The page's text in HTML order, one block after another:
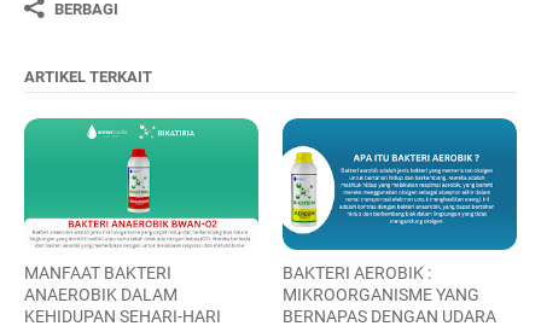
BERBAGI
ARTIKEL TERKAIT
MANFAAT BAKTERI
ANAEROBIK DALAM
KEHIDUPAN SEHARI-HARI
BAKTERI AEROBIK :
MIKROORGANISME YANG
BERNAPAS DENGAN UDARA